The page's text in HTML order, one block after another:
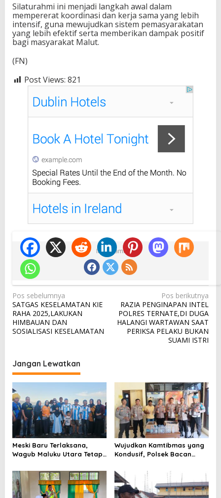
Silaturahmi ini menjadi langkah awal dalam
mempererat koordinasi dan kerja sama yang lebih
intensif, guna mewujudkan sistem pemasyarakatan
yang lebih efektif serta memberikan dampak positif
bagi masyarakat Malut.
(FN)
Post Views: 821
Ikuti Kami
N
a
v
i
a
s
i
p
o
s
Pos sebelumnya
SATGAS KESELAMATAN KIE
RAHA 2025,LAKUKAN
HIMBAUAN DAN
SOSIALISASI KESELAMATAN
Pos berikutnya
RAZIA PENGINAPAN INTEL
POLRES TERNATE,DI DUGA
HALANGI WARTAWAN SAAT
PERIKSA PELAKU BUKAN
SUAMI ISTRI
Jangan Lewatkan
Meski Baru Terlaksana,
Wagub Maluku Utara Tetap
Pantai Tugulufa
Wujudkan Kamtibmas yang
Kondusif, Polsek Bacan
Peredaran Miras Cap Tikus